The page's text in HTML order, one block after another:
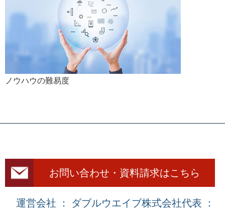
ノウハウの難易度
お問い合わせ・資料請求はこちら
運営会社 ： ダブルウエイブ株式会社代表 ：